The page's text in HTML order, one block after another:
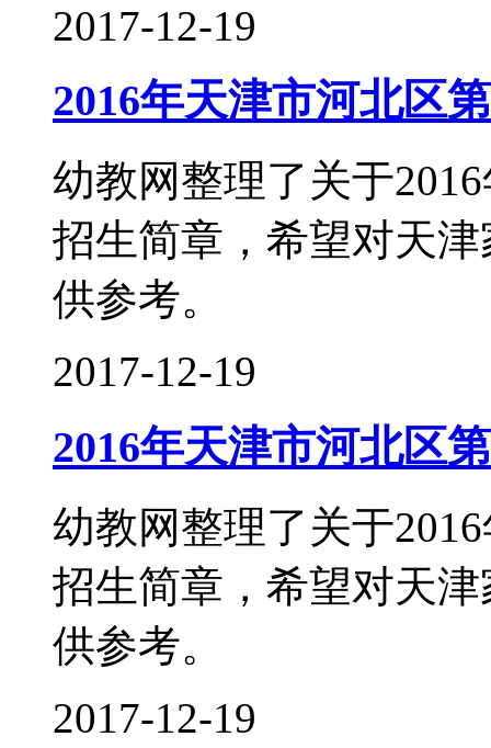
2017-12-19
2016年天津市河北区
幼教网整理了关于
招生简章，希望对天
供参考。
2017-12-19
2016年天津市河北区
幼教网整理了关于
招生简章，希望对天
供参考。
2017-12-19